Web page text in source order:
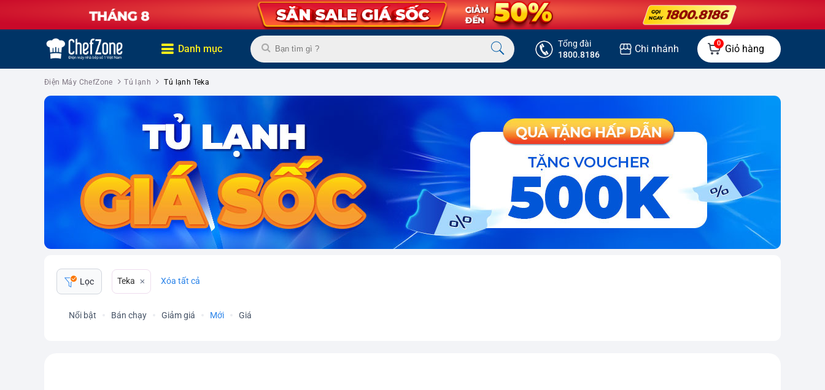
Danh mục
Tổng đài
1800.8186
Chi nhánh 0 Giỏ hàng
Điện Máy ChefZone Tủ lạnh Tủ lạnh Teka
Lọc Teka Xóa tất cả
Nổi bật Bán chạy Giảm giá Mới Giá